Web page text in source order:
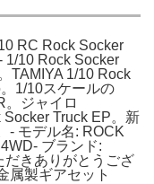
RC Rock Socker
1/10 Rock Socker
TAMIYA 1/10 Rock
1/10スケールの
。ジャイロ
Truck EP。新
- モデル名: ROCK
ブランド:
だきありがとうござ
製ギアセット